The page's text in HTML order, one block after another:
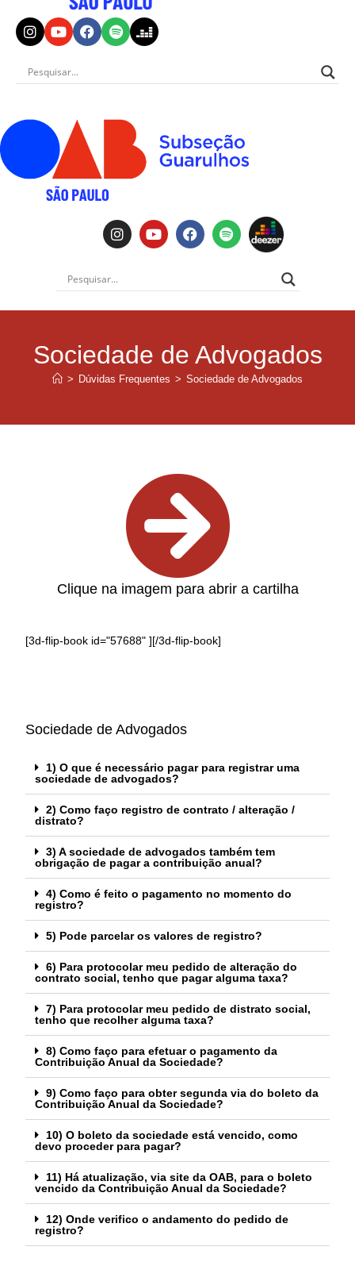
Sociedade de Advogados
> Dúvidas Frequentes > Sociedade de Advogados
Clique na imagem para abrir a cartilha
[3d-flip-book id="57688" ][/3d-flip-book]
Sociedade de Advogados
1) O que é necessário pagar para registrar uma
sociedade de advogados?
2) Como faço registro de contrato / alteração /
distrato?
3) A sociedade de advogados também tem
obrigação de pagar a contribuição anual?
4) Como é feito o pagamento no momento do
registro?
5) Pode parcelar os valores de registro?
6) Para protocolar meu pedido de alteração do
contrato social, tenho que pagar alguma taxa?
7) Para protocolar meu pedido de distrato social,
tenho que recolher alguma taxa?
8) Como faço para efetuar o pagamento da
Contribuição Anual da Sociedade?
9) Como faço para obter segunda via do boleto da
Contribuição Anual da Sociedade?
10) O boleto da sociedade está vencido, como
devo proceder para pagar?
11) Há atualização, via site da OAB, para o boleto
vencido da Contribuição Anual da Sociedade?
12) Onde verifico o andamento do pedido de
registro?